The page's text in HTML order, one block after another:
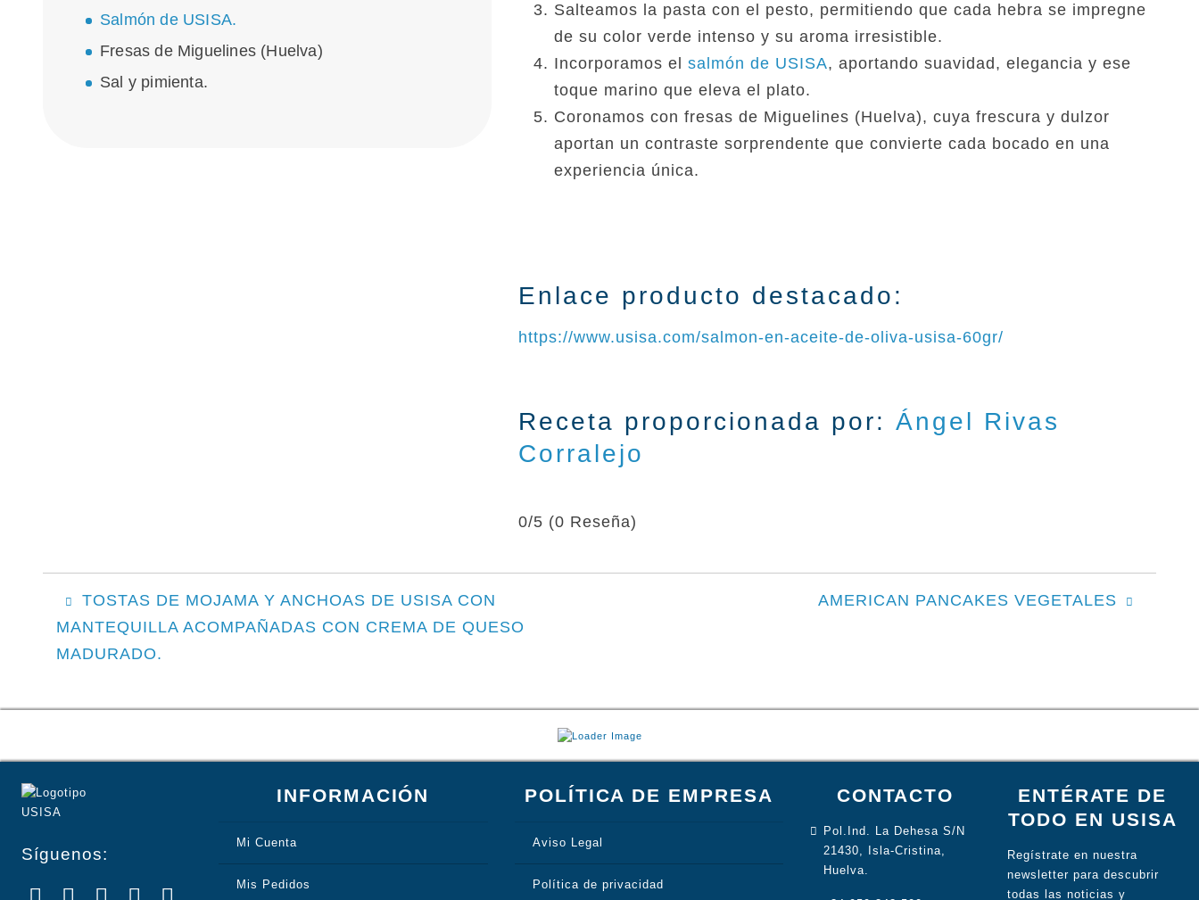
Salmón de USISA.
Fresas de Miguelines (Huelva)
Sal y pimienta.
Salteamos la pasta con el pesto, permitiendo que cada hebra se impregne
de su color verde intenso y su aroma irresistible.
Incorporamos el salmón de USISA, aportando suavidad, elegancia y ese
toque marino que eleva el plato.
Coronamos con fresas de Miguelines (Huelva), cuya frescura y dulzor
aportan un contraste sorprendente que convierte cada bocado en una
experiencia única.
Enlace producto destacado:
https://www.usisa.com/salmon-en-aceite-de-oliva-usisa-60gr/
Receta proporcionada por: Ángel Rivas
Corralejo
0/5 (0 Reseña)
NAVEGACIÓN
DE
TOSTAS DE MOJAMA Y ANCHOAS DE USISA CON
MANTEQUILLA ACOMPAÑADAS CON CREMA DE QUESO
MADURADO.
AMERICAN PANCAKES VEGETALES
Síguenos:
INFORMACIÓN
Mi Cuenta
Mis Pedidos
POLÍTICA DE EMPRESA
Aviso Legal
Política de privacidad
CONTACTO
Pol.Ind. La Dehesa S/N
21430, Isla-Cristina,
Huelva.
ENTÉRATE DE
TODO EN USISA
Regístrate en nuestra
newsletter para descubrir
todas las noticias y